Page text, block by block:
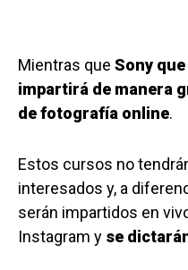
Mientras que Sony
impartirá de manera
de fotografía online.
Estos cursos no
interesados y, a
serán impartidos en
Instagram y se